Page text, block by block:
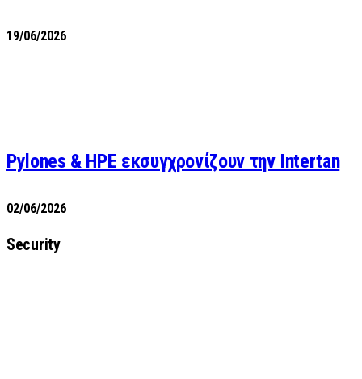
19/06/2026
Pylones & HPE εκσυγχρονίζουν την Intertan
02/06/2026
Security